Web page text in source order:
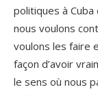
politiques à
nous voulons
voulons les faire
façon d’avoir
le sens où nous